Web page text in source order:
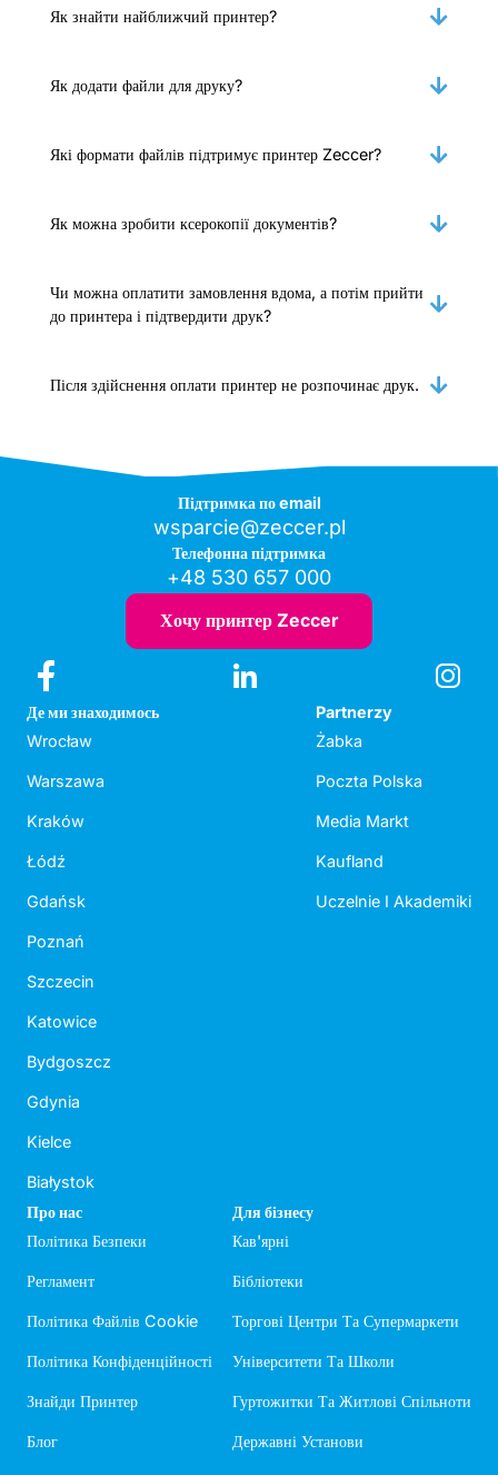
Як знайти найближчий принтер?
Як додати файли для друку?
Які формати файлів підтримує принтер Zeccer?
Як можна зробити ксерокопії документів?
Чи можна оплатити замовлення вдома, а потім прийти
до принтера і підтвердити друк?
Після здійснення оплати принтер не розпочинає друк.
Підтримка по email
wsparcie@zeccer.pl
Телефонна підтримка
+48 530 657 000
Хочу принтер Zeccer
Де ми знаходимось
Wrocław
Warszawa
Kraków
Łódź
Gdańsk
Poznań
Szczecin
Katowice
Bydgoszcz
Gdynia
Kielce
Białystok
Partnerzy
Żabka
Poczta Polska
Media Markt
Kaufland
Uczelnie I Akademiki
Про нас
Політика Безпеки
Регламент
Політика Файлів Cookie
Політика Конфіденційності
Знайди Принтер
Блог
Для бізнесу
Кав'ярні
Бібліотеки
Торгові Центри Та Супермаркети
Університети Та Школи
Гуртожитки Та Житлові Спільноти
Державні Установи